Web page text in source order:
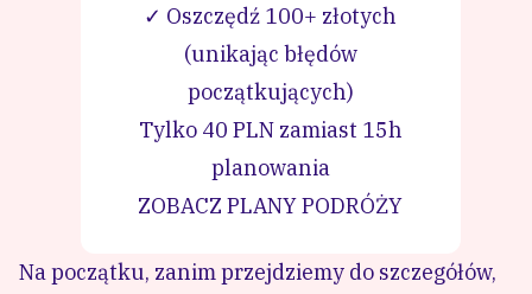
✓ Oszczędź 100+ złotych
(unikając błędów
początkujących)
Tylko 40 PLN zamiast 15h
planowania
ZOBACZ PLANY PODRÓŻY
Na początku, zanim przejdziemy do szczegółów,